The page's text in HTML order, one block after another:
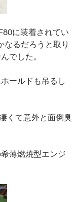
に装着されてい
なるだろうと取り
でした。
ールドも吊るし
くて意外と面倒臭
薄燃焼型エンジ